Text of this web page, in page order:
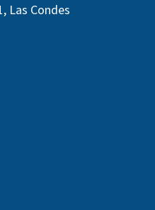
Las Condes